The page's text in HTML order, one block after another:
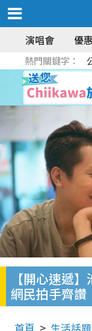
演唱會 優
熱門關鍵字：
【開心速遞
網民拍手齊讚
首頁 生活話題